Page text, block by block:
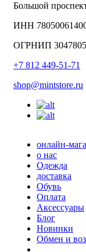
Большой
ИНН
ОГРНИП
+7 812 449-51-71
shop@mintstore.ru
онлайн-
о нас
Одежда
доставка
Обувь
Оплата
Аксессуары
Блог
Новинки
Обмен и